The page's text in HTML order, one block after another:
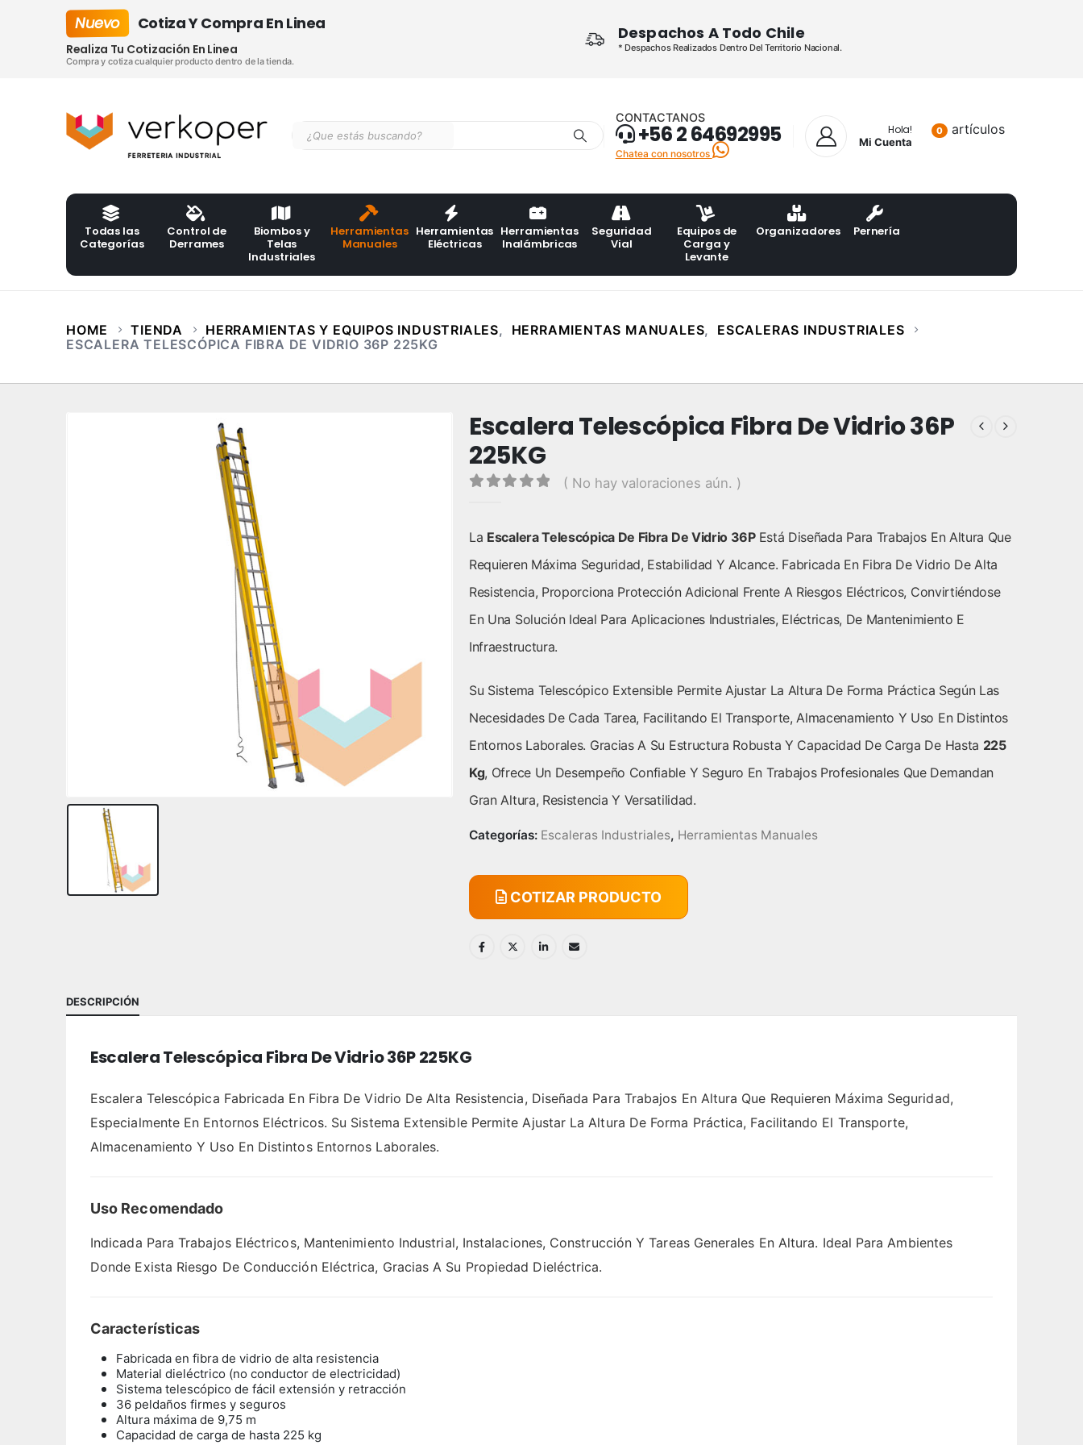
Despachos A Todo Chile
* Despachos Realizados Dentro Del Territorio Nacional.
Nuevo Cotiza Y Compra En Linea
Realiza Tu Cotización En Linea
Compra y cotiza cualquier producto dentro de la tienda.
CONTACTANOS
+56 2 64692995
Chatea con nosotros
Hola!
Mi Cuenta
0 artículos
Todas las
Categorías
Control de
Derrames
Biombos y
Telas
Industriales
Herramientas
Manuales
Herramientas
Eléctricas
Herramientas
Inalámbricas
Seguridad
Vial
Equipos de
Carga y
Levante
Organizadores Pernería
HOME TIENDA HERRAMIENTAS Y EQUIPOS INDUSTRIALES, HERRAMIENTAS MANUALES,
ESCALERAS INDUSTRIALES
ESCALERA TELESCÓPICA FIBRA DE VIDRIO 36P 225KG
Escalera Telescópica Fibra De Vidrio 36P
225KG
( No hay valoraciones aún. )
La Escalera Telescópica De Fibra De Vidrio 36P Está Diseñada Para Trabajos En Altura Que
Requieren Máxima Seguridad, Estabilidad Y Alcance. Fabricada En Fibra De Vidrio De Alta
Resistencia, Proporciona Protección Adicional Frente A Riesgos Eléctricos, Convirtiéndose
En Una Solución Ideal Para Aplicaciones Industriales, Eléctricas, De Mantenimiento E
Infraestructura.
Su Sistema Telescópico Extensible Permite Ajustar La Altura De Forma Práctica Según Las
Necesidades De Cada Tarea, Facilitando El Transporte, Almacenamiento Y Uso En Distintos
Entornos Laborales. Gracias A Su Estructura Robusta Y Capacidad De Carga De Hasta 225
Kg, Ofrece Un Desempeño Confiable Y Seguro En Trabajos Profesionales Que Demandan
Gran Altura, Resistencia Y Versatilidad.
Categorías: Escaleras Industriales, Herramientas Manuales
COTIZAR PRODUCTO
DESCRIPCIÓN
Escalera Telescópica Fibra De Vidrio 36P 225KG
Escalera Telescópica Fabricada En Fibra De Vidrio De Alta Resistencia, Diseñada Para Trabajos En Altura Que Requieren Máxima Seguridad,
Especialmente En Entornos Eléctricos. Su Sistema Extensible Permite Ajustar La Altura De Forma Práctica, Facilitando El Transporte,
Almacenamiento Y Uso En Distintos Entornos Laborales.
Uso Recomendado
Indicada Para Trabajos Eléctricos, Mantenimiento Industrial, Instalaciones, Construcción Y Tareas Generales En Altura. Ideal Para Ambientes
Donde Exista Riesgo De Conducción Eléctrica, Gracias A Su Propiedad Dieléctrica.
Características
Fabricada en fibra de vidrio de alta resistencia
Material dieléctrico (no conductor de electricidad)
Sistema telescópico de fácil extensión y retracción
36 peldaños firmes y seguros
Altura máxima de 9,75 m
Capacidad de carga de hasta 225 kg